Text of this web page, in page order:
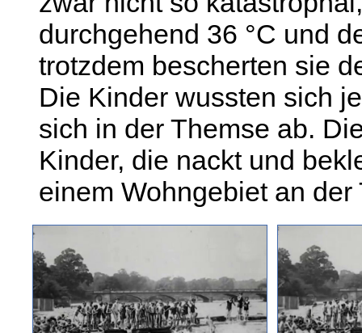
durchgehend 36 °C und
trotzdem bescherten sie
Die Kinder wussten sich
sich in der Themse ab.
Kinder, die nackt und
einem Wohngebiet an